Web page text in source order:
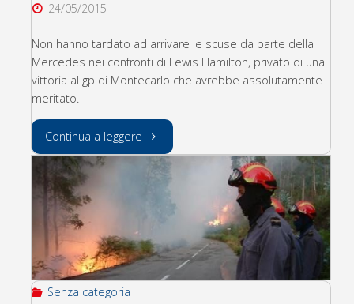
24/05/2015
Non hanno tardato ad arrivare le scuse da parte della
Mercedes nei confronti di Lewis Hamilton, privato di una
vittoria al gp di Montecarlo che avrebbe assolutamente
meritato.
Continua a leggere "Mercedes:
si
Senza categoria